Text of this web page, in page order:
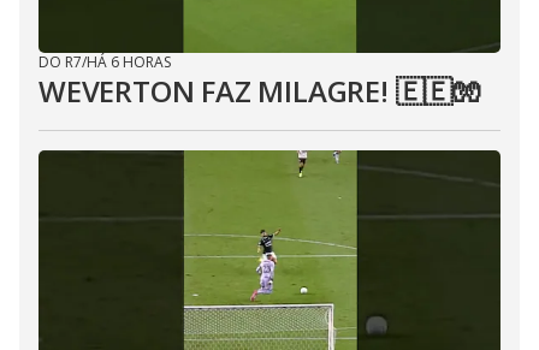
DO R7/HÁ 6 HORAS
WEVERTON FAZ MILAGRE! 🇪🇪🧤